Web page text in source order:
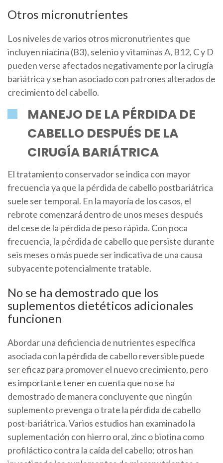
Otros micronutrientes
Los niveles de varios otros micronutrientes que
incluyen niacina (B3), selenio y vitaminas A, B12, C y D
pueden verse afectados negativamente por la cirugía
bariátrica y se han asociado con patrones alterados de
crecimiento del cabello.
MANEJO DE LA PÉRDIDA DE
CABELLO DESPUÉS DE LA
CIRUGÍA BARIÁTRICA
El tratamiento conservador se indica con mayor
frecuencia ya que la pérdida de cabello postbariátrica
suele ser temporal. En la mayoría de los casos, el
rebrote comenzará dentro de unos meses después
del cese de la pérdida de peso rápida. Con poca
frecuencia, la pérdida de cabello que persiste durante
seis meses o más puede ser indicativa de una causa
subyacente potencialmente tratable.
No se ha demostrado que los
suplementos dietéticos adicionales
funcionen
Abordar una deficiencia de nutrientes específica
asociada con la pérdida de cabello reversible puede
ser eficaz para promover el nuevo crecimiento, pero
es importante tener en cuenta que no se ha
demostrado de manera concluyente que ningún
suplemento prevenga o trate la pérdida de cabello
post-bariátrica. Varios estudios han examinado la
suplementación con hierro oral, zinc o biotina como
profiláctico contra la caída del cabello; otros han